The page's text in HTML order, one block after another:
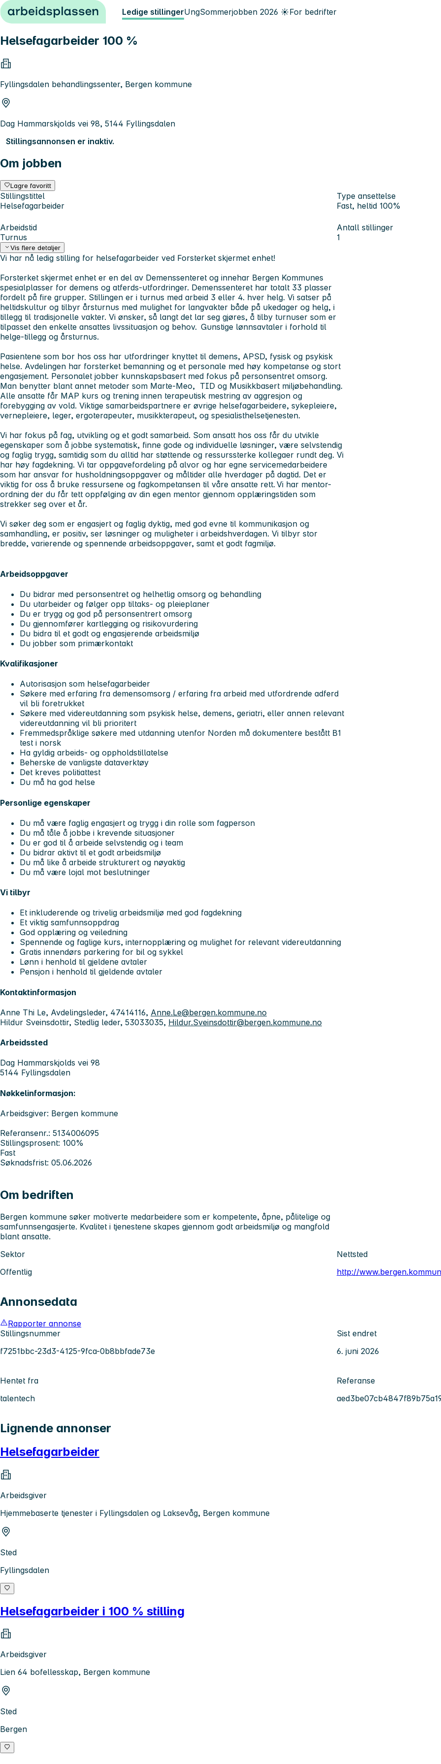
Hopp til innhold Ledige stillingerUngSommerjobben 2026 ☀️For bedrifter
Helsefagarbeider 100 %
Fyllingsdalen behandlingssenter, Bergen kommune
Dag Hammarskjolds vei 98, 5144 Fyllingsdalen
Stillingsannonsen er inaktiv.
Om jobben
Lagre favoritt
Stillingstittel
Helsefagarbeider
Type ansettelse
Fast, heltid 100%
Arbeidstid
Turnus
Antall stillinger
1
Vis flere detaljer
Vi har nå ledig stilling for helsefagarbeider ved Forsterket skjermet enhet!
Forsterket skjermet enhet er en del av Demenssenteret og innehar Bergen Kommunes
spesialplasser for demens og atferds-utfordringer. Demenssenteret har totalt 33 plasser
fordelt på fire grupper. Stillingen er i turnus med arbeid 3 eller 4. hver helg. Vi satser på
heltidskultur og tilbyr årsturnus med mulighet for langvakter både på ukedager og helg, i
tillegg til tradisjonelle vakter. Vi ønsker, så langt det lar seg gjøres, å tilby turnuser som er
tilpasset den enkelte ansattes livssituasjon og behov. Gunstige lønnsavtaler i forhold til
helge-tillegg og årsturnus.
Pasientene som bor hos oss har utfordringer knyttet til demens, APSD, fysisk og psykisk
helse. Avdelingen har forsterket bemanning og et personale med høy kompetanse og stort
engasjement. Personalet jobber kunnskapsbasert med fokus på personsentret omsorg.
Man benytter blant annet metoder som Marte-Meo, TID og Musikkbasert miljøbehandling.
Alle ansatte får MAP kurs og trening innen terapeutisk mestring av aggresjon og
forebygging av vold. Viktige samarbeidspartnere er øvrige helsefagarbeidere, sykepleiere,
vernepleiere, leger, ergoterapeuter, musikkterapeut, og spesialisthelsetjenesten.
Vi har fokus på fag, utvikling og et godt samarbeid. Som ansatt hos oss får du utvikle
egenskaper som å jobbe systematisk, finne gode og individuelle løsninger, være selvstendig
og faglig trygg, samtidig som du alltid har støttende og ressurssterke kollegaer rundt deg. Vi
har høy fagdekning. Vi tar oppgavefordeling på alvor og har egne servicemedarbeidere
som har ansvar for husholdningsoppgaver og måltider alle hverdager på dagtid. Det er
viktig for oss å bruke ressursene og fagkompetansen til våre ansatte rett. Vi har mentor-
ordning der du får tett oppfølging av din egen mentor gjennom opplæringstiden som
strekker seg over et år.
Vi søker deg som er engasjert og faglig dyktig, med god evne til kommunikasjon og
samhandling, er positiv, ser løsninger og muligheter i arbeidshverdagen. Vi tilbyr stor
bredde, varierende og spennende arbeidsoppgaver, samt et godt fagmiljø.
Arbeidsoppgaver
Du bidrar med personsentret og helhetlig omsorg og behandling
Du utarbeider og følger opp tiltaks- og pleieplaner
Du er trygg og god på personsentrert omsorg
Du gjennomfører kartlegging og risikovurdering
Du bidra til et godt og engasjerende arbeidsmiljø
Du jobber som primærkontakt
Kvalifikasjoner
Autorisasjon som helsefagarbeider
Søkere med erfaring fra demensomsorg / erfaring fra arbeid med utfordrende adferd
vil bli foretrukket
Søkere med videreutdanning som psykisk helse, demens, geriatri, eller annen relevant
videreutdanning vil bli prioritert
Fremmedspråklige søkere med utdanning utenfor Norden må dokumentere bestått B1
test i norsk
Ha gyldig arbeids- og oppholdstillatelse
Beherske de vanligste dataverktøy
Det kreves politiattest
Du må ha god helse
Personlige egenskaper
Du må være faglig engasjert og trygg i din rolle som fagperson
Du må tåle å jobbe i krevende situasjoner
Du er god til å arbeide selvstendig og i team
Du bidrar aktivt til et godt arbeidsmiljø
Du må like å arbeide strukturert og nøyaktig
Du må være lojal mot beslutninger
Vi tilbyr
Et inkluderende og trivelig arbeidsmiljø med god fagdekning
Et viktig samfunnsoppdrag
God opplæring og veiledning
Spennende og faglige kurs, internopplæring og mulighet for relevant videreutdanning
Gratis innendørs parkering for bil og sykkel
Lønn i henhold til gjeldene avtaler
Pensjon i henhold til gjeldende avtaler
Kontaktinformasjon
Anne Thi Le, Avdelingsleder, 47414116, Anne.Le@bergen.kommune.no
Hildur Sveinsdottir, Stedlig leder, 53033035, Hildur.Sveinsdottir@bergen.kommune.no
Arbeidssted
Dag Hammarskjolds vei 98
5144 Fyllingsdalen
Nøkkelinformasjon:
Arbeidsgiver: Bergen kommune
Referansenr.: 5134006095
Stillingsprosent: 100%
Fast
Søknadsfrist: 05.06.2026
Om bedriften
Bergen kommune søker motiverte medarbeidere som er kompetente, åpne, pålitelige og
samfunnsengasjerte. Kvalitet i tjenestene skapes gjennom godt arbeidsmiljø og mangfold
blant ansatte.
Sektor
Offentlig
Nettsted
http://
Annonsedata
Rapporter annonse
Stillingsnummer
f7251bbc-23d3-4125-9fca-0b8bbfade73e
Sist endret
6. juni 2026
Hentet fra
talentech
Referanse
Lignende annonser
Helsefagarbeider
Arbeidsgiver
Hjemmebaserte tjenester i Fyllingsdalen og Laksevåg, Bergen kommune
Sted
Fyllingsdalen
Helsefagarbeider i 100 % stilling
Arbeidsgiver
Lien 64 bofellesskap, Bergen kommune
Sted
Bergen